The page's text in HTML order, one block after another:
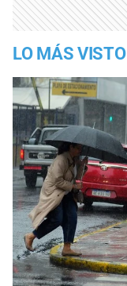
LO MÁS VISTO